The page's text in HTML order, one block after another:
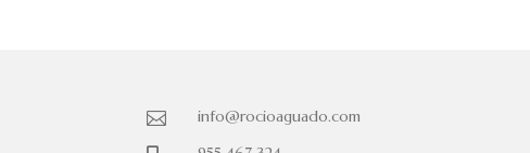

info@rocioaguado.com